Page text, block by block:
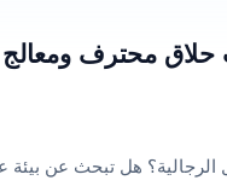
محترف ومعالج
هل تبحث عن بيئة